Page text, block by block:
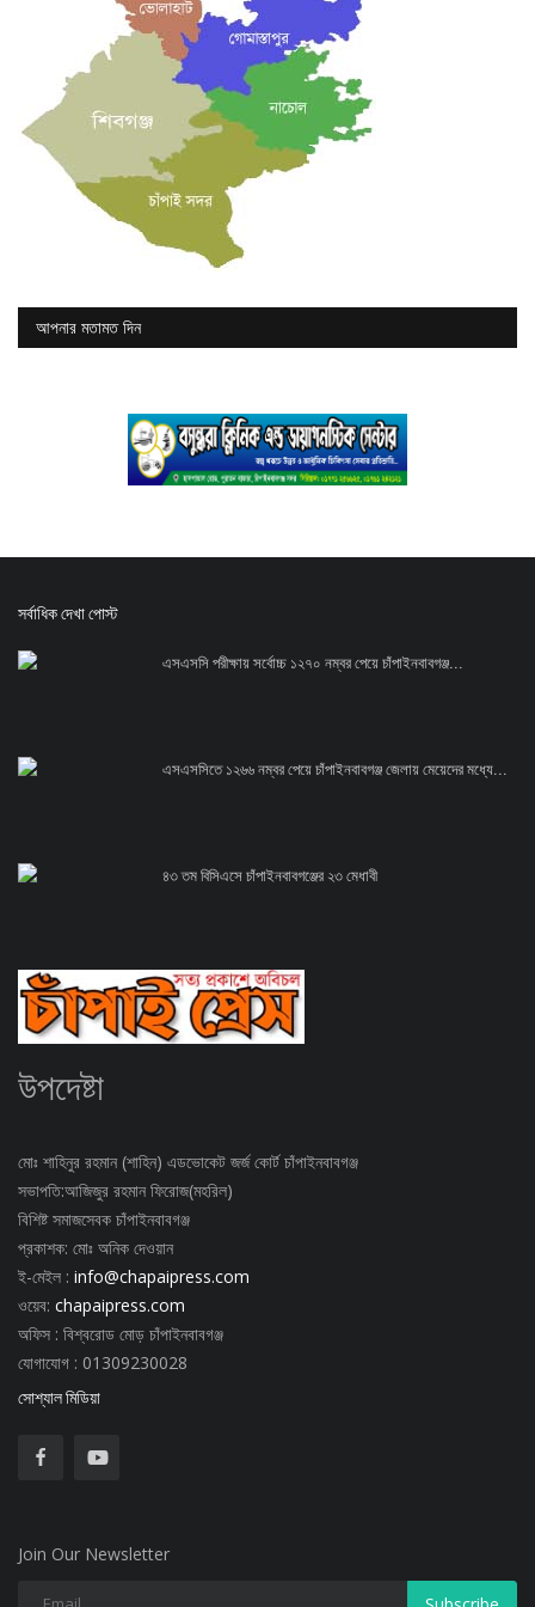
আপনার মতামত দিন
সর্বাধিক দেখা পোস্ট
এসএসসি পরীক্ষায় সর্বোচ্চ ১২৭০ নম্বর পেয়ে চাঁপাইনবাবগঞ্জ...
এসএসসিতে ১২৬৬ নম্বর পেয়ে চাঁপাইনবাবগঞ্জ জেলায় মেয়েদের মধ্যে...
৪৩ তম বিসিএসে চাঁপাইনবাবগঞ্জের ২৩ মেধাবী
উপদেষ্টা
মোঃ শাহিনুর রহমান (শাহিন) এডভোকেট জর্জ কোর্ট চাঁপাইনবাবগঞ্জ
সভাপতি:আজিজুর রহমান ফিরোজ(মহরিল)
বিশিষ্ট সমাজসেবক চাঁপাইনবাবগঞ্জ
প্রকাশক: মোঃ অনিক দেওয়ান
ই-মেইল : info@chapaipress.com
ওয়েব: chapaipress.com
অফিস : বিশ্বরোড মোড় চাঁপাইনবাবগঞ্জ
যোগাযোগ : 01309230028
সোশ্যাল মিডিয়া
Join Our Newsletter